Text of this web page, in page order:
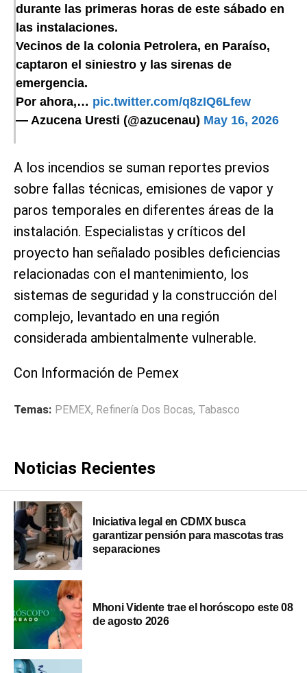
durante las primeras horas de este sábado en
las instalaciones.
Vecinos de la colonia Petrolera, en Paraíso,
captaron el siniestro y las sirenas de
emergencia.
Por ahora,… pic.twitter.com/q8zIQ6Lfew
— Azucena Uresti (@azucenau) May 16, 2026
A los incendios se suman reportes previos
sobre fallas técnicas, emisiones de vapor y
paros temporales en diferentes áreas de la
instalación. Especialistas y críticos del
proyecto han señalado posibles deficiencias
relacionadas con el mantenimiento, los
sistemas de seguridad y la construcción del
complejo, levantado en una región
considerada ambientalmente vulnerable.
Con Información de Pemex
Temas: PEMEX, Refinería Dos Bocas, Tabasco
Noticias Recientes
Iniciativa legal en CDMX busca
garantizar pensión para mascotas tras
separaciones
Mhoni Vidente trae el horóscopo este 08
de agosto 2026